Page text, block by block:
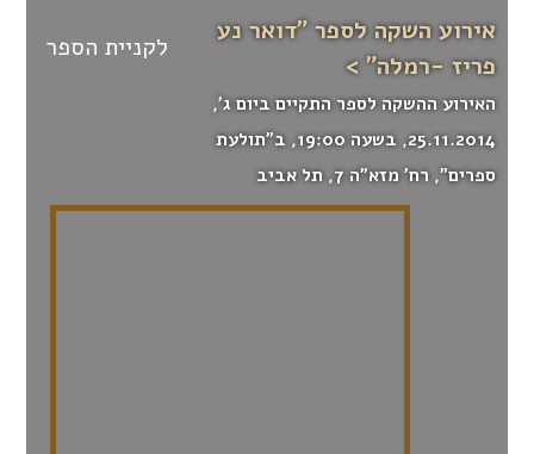
אירוע השקה לספר "דואר נע
פריז -רמלה" >
האירוע ההשקה לספר התקיים ביום ג',
25.11.2014, בשעה 19:00, ב"תולעת
ספרים", רח' מזא"ה 7, תל אביב
לקניית הספר